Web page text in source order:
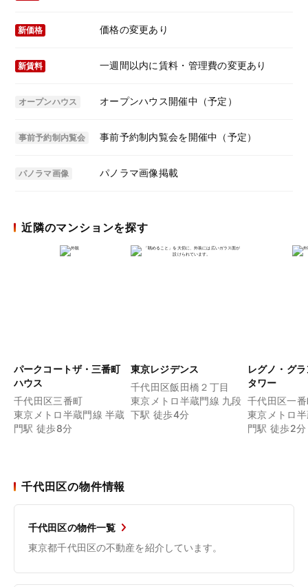
新価格 価格の変更あり
新賃料 一週間以内に賃料・管理費の変更あり
オープンハウス オープンハウス開催中（予定）
事前予約制内覧会 事前予約制内覧会を開催中（予定）
パノラマ画像 パノラマ画像掲載
近隣のマンションを探す
パークコートザ・三番町
ハウス
千代田区三番町
東京メトロ半蔵門線 半蔵
門駅 徒歩8分
東京レジデンス
千代田区飯田橋２丁目
東京メトロ半蔵門線 九段
下駅 徒歩4分
レグノ・グ
タワー
千代田区一
東京メトロ
門駅 徒歩2分
千代田区の物件情報
千代田区の物件一覧
東京都千代田区の不動産を紹介しています。